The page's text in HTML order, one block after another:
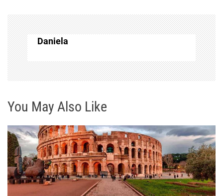
a
g
s
a
v
i
g
Daniela
You May Also Like